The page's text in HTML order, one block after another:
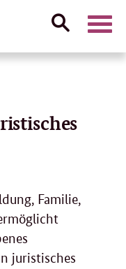
Suche
Familie,
juristisches